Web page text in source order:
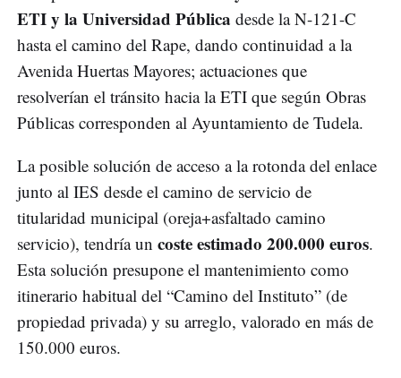
ETI y la Universidad Pública desde la N-121-C
hasta el camino del Rape, dando continuidad a la
Avenida Huertas Mayores; actuaciones que
resolverían el tránsito hacia la ETI que según Obras
Públicas corresponden al Ayuntamiento de Tudela.
La posible solución de acceso a la rotonda del enlace
junto al IES desde el camino de servicio de
titularidad municipal (oreja+asfaltado camino
servicio), tendría un coste estimado 200.000 euros.
Esta solución presupone el mantenimiento como
itinerario habitual del “Camino del Instituto” (de
propiedad privada) y su arreglo, valorado en más de
150.000 euros.